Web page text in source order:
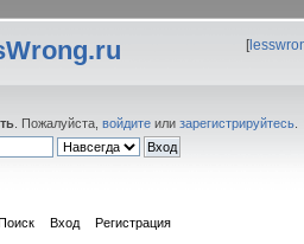
[
. Пожалуйста, войдите или зарегистрируйтесь
Вход Регистрация